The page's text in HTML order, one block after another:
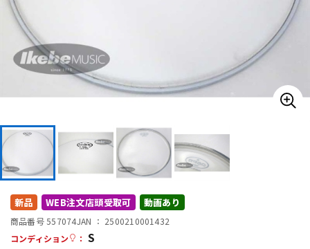
エフェクター
DJ機器 DTM
配信/ライブ機器
新品 WEB注文店頭受取可 動画あり
商品番号 557074JAN ： 2500210001432
コンディション
： S